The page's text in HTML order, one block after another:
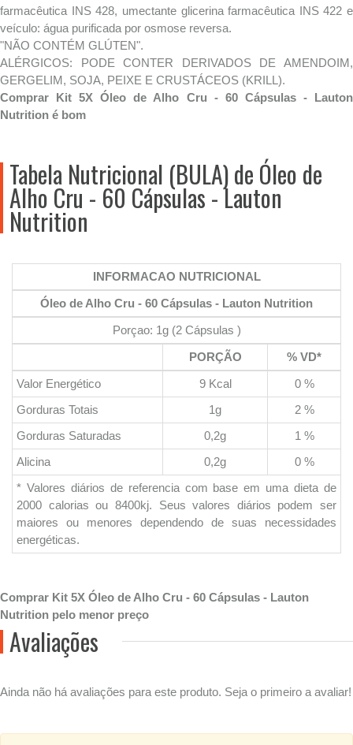
farmacêutica INS 428, umectante glicerina farmacêutica INS 422 e
veículo: água purificada por osmose reversa.
"NÃO CONTÉM GLÚTEN".
ALÉRGICOS: PODE CONTER DERIVADOS DE AMENDOIM,
GERGELIM, SOJA, PEIXE E CRUSTÁCEOS (KRILL).
Comprar Kit 5X Óleo de Alho Cru - 60 Cápsulas - Lauton
Nutrition é bom
Tabela Nutricional (BULA) de Óleo de
Alho Cru - 60 Cápsulas - Lauton
Nutrition
INFORMACAO NUTRICIONAL
Óleo de Alho Cru - 60 Cápsulas - Lauton Nutrition
Porçao: 1g (2 Cápsulas )
PORÇÃO
% VD*
Valor Energético
9 Kcal
0 %
Gorduras Totais
1g
2 %
Gorduras Saturadas
0,2g
1 %
Alicina
0,2g
0 %
* Valores diários de referencia com base em uma dieta de
2000 calorias ou 8400kj. Seus valores diários podem ser
maiores ou menores dependendo de suas necessidades
energéticas.
Comprar Kit 5X Óleo de Alho Cru - 60 Cápsulas - Lauton
Nutrition pelo menor preço
Avaliações
Ainda não há avaliações para este produto. Seja o primeiro a avaliar!